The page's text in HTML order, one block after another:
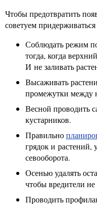
Чтобы предотвратить
советуем
Соблюдать режим
тогда, когда
И не заливать
Высаживать
промежутки между
Весной проводить
кустарников.
Правильно
грядок и
севооборота.
Осенью удалять
чтобы вредители не
Проводить